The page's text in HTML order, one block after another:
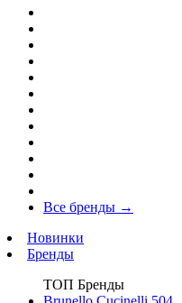
Все бренды →
Новинки
Бренды
ТОП Бренды